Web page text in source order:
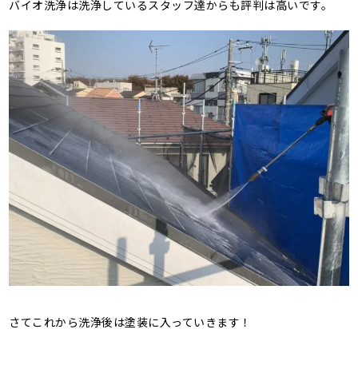
バイオ洗浄は洗浄しているスタッフ達からも評判は高いです。
さてこれから洗浄後は塗装に入っていきます！